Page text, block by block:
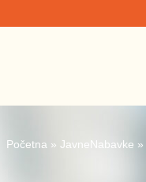
Početna» JavneNabavke »